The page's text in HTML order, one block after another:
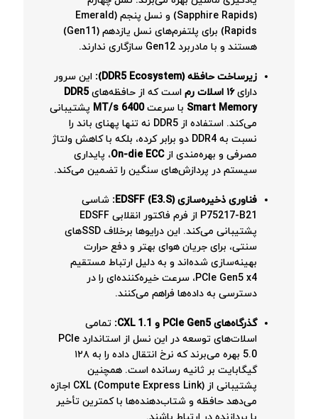
(Sapphire Rapids) و نسل پنجم (Emerald
Rapids) برای پلتفرم‌های نسل یازدهم (Gen11)
هستند و با مادربرد Gen12 سازگاری ندارند.
زیرساخت حافظه (DDR5 Ecosystem):
این سرور
دارای۱۶ اسلات رم است که از حافظه‌هایDDR5
Smart Memory با سرعت6400 MT/s
پشتیبانی
می‌کند. استفاده از DDR5 نه تنها پهنای باند را
نسبت به DDR4 دو برابر کرده، بلکه با کاهش ولتاژ
مصرفی و بهره‌مندی ازOn-die ECC، پایداری
سیستم در پردازش‌های سنگین را تضمین می‌کند.
فناوری ذخیره‌سازی EDSFF (E3.S):
شاسی
P75217-B21 از فرم فاکتور انقلابی EDSFF
پشتیبانی می‌کند. این درایوها برخلاف SSDهای
سنتی، برای جریان هوای بهتر و دفع حرارت
بهینه‌سازی شده‌اند و به دلیل ارتباط مستقیم
PCIe Gen5 x4، سرعت خیره‌کننده‌ای را در
دسترسی به داده‌ها فراهم می‌کنند.
گذرگاه‌های PCIe Gen5 و CXL 1.1:
تمامی
اسلات‌های توسعه در این نسل از استاندارد PCIe
5.0 بهره می‌برند که نرخ انتقال داده را به ۱۲۸
گیگابایت بر ثانیه رسانده است. همچنین
پشتیبانی از CXL (Compute Express Link) اجازه
می‌دهد حافظه و شتاب‌دهنده‌ها با کمترین تأخیر